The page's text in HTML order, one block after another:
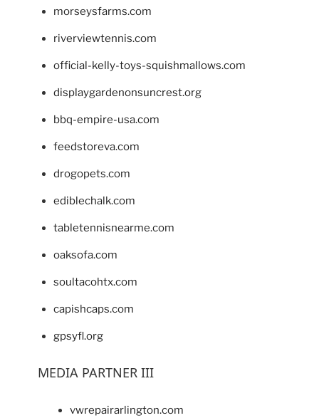
morseysfarms.com
riverviewtennis.com
official-kelly-toys-squishmallows.com
displaygardenonsuncrest.org
bbq-empire-usa.com
feedstoreva.com
drogopets.com
ediblechalk.com
tabletennisnearme.com
oaksofa.com
soultacohtx.com
capishcaps.com
gpsyfl.org
MEDIA PARTNER III
vwrepairarlington.com